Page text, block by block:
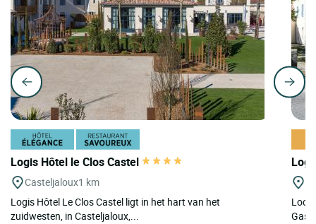
Logis Hôtel le Clos Castel
Casteljaloux1 km
Logis Hôtel Le Clos Castel ligt in het hart van het
zuidwesten, in Casteljaloux,...